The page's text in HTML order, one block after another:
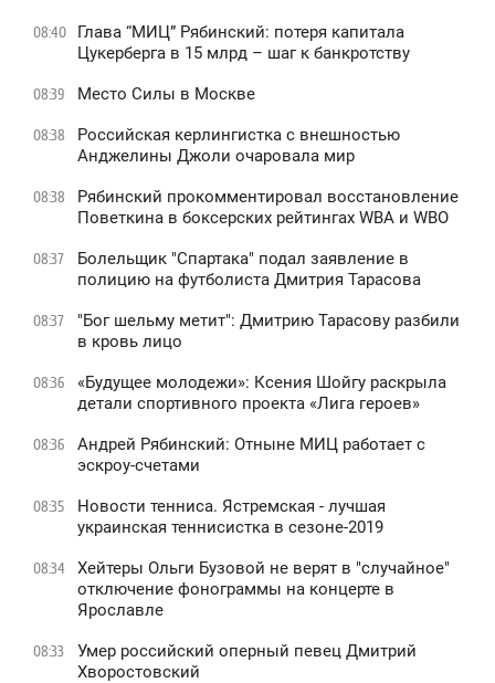
08:40
Глава “МИЦ” Рябинский: потеря капитала
Цукерберга в 15 млрд – шаг к банкротству
08:39 Место Силы в Москве
08:38
Российская керлингистка с внешностью
Анджелины Джоли очаровала мир
08:38
Рябинский прокомментировал восстановление
Поветкина в боксерских рейтингах WBA и WBO
08:37
Болельщик "Спартака" подал заявление в
полицию на футболиста Дмитрия Тарасова
08:37
"Бог шельму метит": Дмитрию Тарасову разбили
в кровь лицо
08:36
«Будущее молодежи»: Ксения Шойгу раскрыла
детали спортивного проекта «Лига героев»
08:36
Андрей Рябинский: Отныне МИЦ работает с
эскроу-счетами
08:35
Новости тенниса. Ястремская - лучшая
украинская теннисистка в сезоне-2019
08:34
Хейтеры Ольги Бузовой не верят в "случайное"
отключение фонограммы на концерте в
Ярославле
08:33
Умер российский оперный певец Дмитрий
Хворостовский